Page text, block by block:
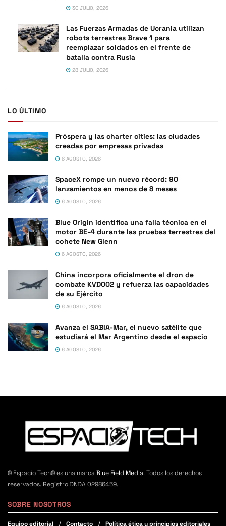
30 JULIO, 2026
Las Fuerzas Armadas de Ucrania utilizan
robots terrestres Brave 1 para
reemplazar soldados en el frente de
batalla contra Rusia
28 JULIO, 2026
LO ÚLTIMO
Próspera y las charter cities: las ciudades
creadas por empresas privadas
6 AGOSTO, 2026
SpaceX rompe un nuevo récord: 90
lanzamientos en menos de 8 meses
6 AGOSTO, 2026
Blue Origin identifica una falla técnica en el
motor BE-4 durante las pruebas terrestres del
cohete New Glenn
6 AGOSTO, 2026
China incorpora oficialmente el dron de
combate KVD002 y refuerza las capacidades
de su Ejército
6 AGOSTO, 2026
Avanza el SABIA-Mar, el nuevo satélite que
estudiará el Mar Argentino desde el espacio
6 AGOSTO, 2026
© Espacio Tech© es una marcaBlue Field Media. Todos los derechos
reservados. Registro DNDA 02986459.
SOBRE NOSOTROS
Equipo editorial Contacto Política ética y principios editoriales